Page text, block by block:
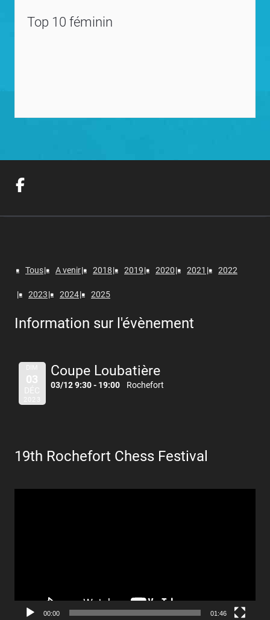
Top 10 féminin
Tous A venir 2018 2019 2020 2021 2022
2023 2024 2025
Information sur l'évènement
DIM
03
DÉC
2023
Coupe Loubatière
03/12 9:30 - 19:00 Rochefort
19th Rochefort Chess Festival
00:00 01:46